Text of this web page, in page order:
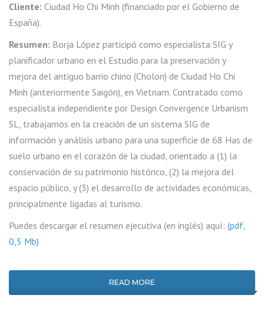
Cliente: Ciudad Ho Chi Minh (financiado por el Gobierno de
España).
Resumen: Borja López participó como especialista SIG y
planificador urbano en el Estudio para la preservación y
mejora del antiguo barrio chino (Cholon) de Ciudad Ho Chi
Minh (anteriormente Saigón), en Vietnam. Contratado como
especialista independiente por Design Convergence Urbanism
SL, trabajamos en la creación de un sistema SIG de
información y análisis urbano para una superficie de 68 Has de
suelo urbano en el corazón de la ciudad, orientado a (1) la
conservación de su patrimonio histórico, (2) la mejora del
espacio público, y (3) el desarrollo de actividades económicas,
principalmente ligadas al turismo.
Puedes descargar el resumen ejecutiva (en inglés) aquí: (pdf,
0,5 Mb)
READ MORE